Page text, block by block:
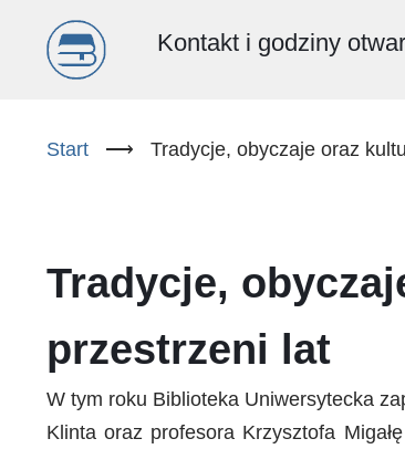
Menu
(PL)
Kontakt i godziny
Start ⟶ Tradycje, obyczaje oraz
Tradycje,
przestrzeni lat
W tym roku Biblioteka Uniwersytecka
Klinta oraz profesora Krzysztofa